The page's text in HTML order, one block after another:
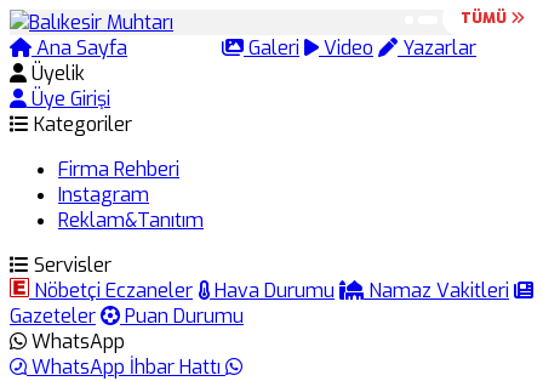
Ana Sayfa Galeri Video
Yazarlar
Üyelik
Üye Girişi
Kategoriler
Firma Rehberi
Instagram
Reklam&Tanıtım
Servisler
Nöbetçi Eczaneler
Hava Durumu
Namaz Vakitleri
Gazeteler
Puan Durumu
WhatsApp
WhatsApp İhbar Hattı
TÜMÜ
TÜMÜ